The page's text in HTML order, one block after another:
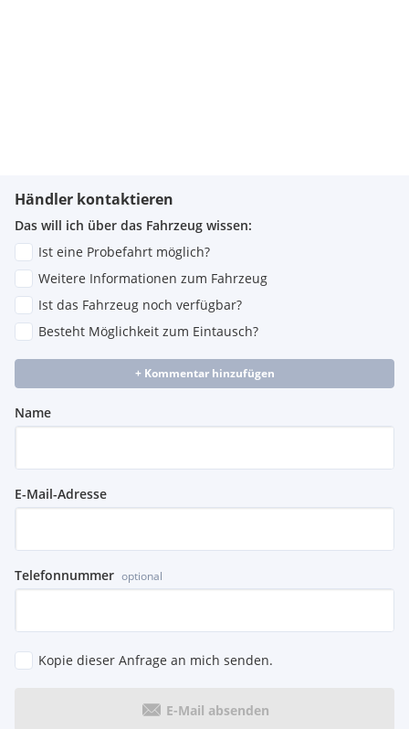
Händler kontaktieren
Das will ich über das Fahrzeug wissen:
Ist eine Probefahrt möglich?
Weitere Informationen zum Fahrzeug
Ist das Fahrzeug noch verfügbar?
Besteht Möglichkeit zum Eintausch?
+ Kommentar hinzufügen
Name
E-Mail-Adresse
Telefonnummer optional
Kopie dieser Anfrage an mich senden.
E-Mail absenden